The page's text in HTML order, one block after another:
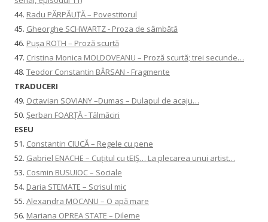
44. Radu PĂRPĂUȚĂ – Povestitorul
45. Gheorghe SCHWARTZ - Proza de sâmbătă
46. Pușa ROTH – Proză scurtă
47. Cristina Monica MOLDOVEANU – Proză scurtă; trei secunde…
48. Teodor Constantin BÂRSAN - Fragmente
TRADUCERI
49. Octavian SOVIANY –Dumas – Dulapul de acaju…
50. Șerban FOARȚĂ - Tălmăciri
ESEU
51. Constantin CIUCĂ – Regele cu pene
52. Gabriel ENACHE – Cuțitul cu tEIȘ… La plecarea unui artist…
53. Cosmin BUSUIOC – Sociale
54. Daria STEMATE – Scrisul mic
55. Alexandra MOCANU – O apă mare
56. Mariana OPREA STATE – Dileme